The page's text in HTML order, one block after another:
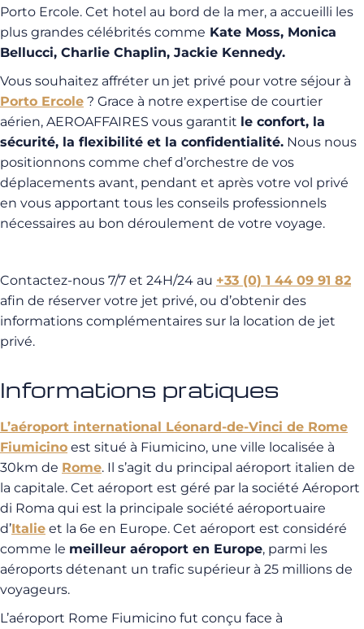
Porto Ercole. Cet hotel au bord de la mer, a accueilli les
plus grandes célébrités comme Kate Moss, Monica
Bellucci, Charlie Chaplin, Jackie Kennedy.
Vous souhaitez affréter un jet privé pour votre séjour à
Porto Ercole ? Grace à notre expertise de courtier
aérien, AEROAFFAIRES vous garantit le confort, la
sécurité, la flexibilité et la confidentialité. Nous nous
positionnons comme chef d’orchestre de vos
déplacements avant, pendant et après votre vol privé
en vous apportant tous les conseils professionnels
nécessaires au bon déroulement de votre voyage.
Contactez-nous 7/7 et 24H/24 au +33 (0) 1 44 09 91 82
afin de réserver votre jet privé, ou d’obtenir des
informations complémentaires sur la location de jet
privé.
Informations pratiques
L’aéroport international Léonard-de-Vinci de Rome
Fiumicino est situé à Fiumicino, une ville localisée à
30km de Rome. Il s’agit du principal aéroport italien de
la capitale. Cet aéroport est géré par la société Aéroport
di Roma qui est la principale société aéroportuaire
d’Italie et la 6e en Europe. Cet aéroport est considéré
comme le meilleur aéroport en Europe, parmi les
aéroports détenant un trafic supérieur à 25 millions de
voyageurs.
L’aéroport Rome Fiumicino fut conçu face à